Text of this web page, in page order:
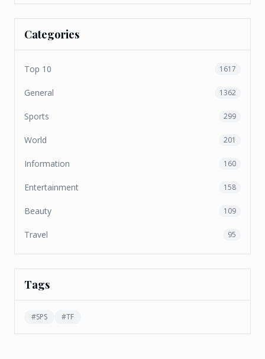
Categories
Top 10 1617
General 1362
Sports 299
World 201
Information 160
Entertainment 158
Beauty 109
Travel 95
Tags
#SPS #TF